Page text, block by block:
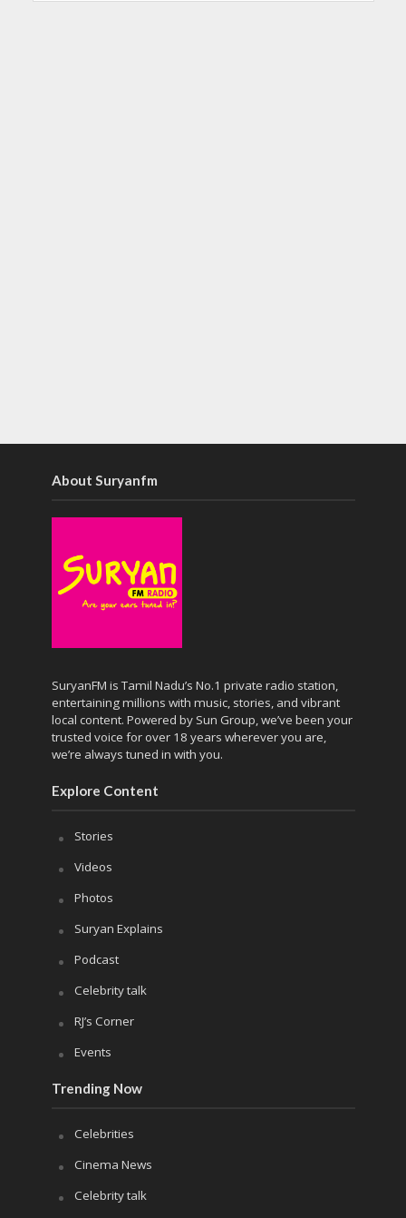
About Suryanfm
SuryanFM is Tamil Nadu’s No.1 private radio station,
entertaining millions with music, stories, and vibrant
local content. Powered by Sun Group, we’ve been your
trusted voice for over 18 years wherever you are,
we’re always tuned in with you.
Explore Content
Stories
Videos
Photos
Suryan Explains
Podcast
Celebrity talk
RJ’s Corner
Events
Trending Now
Celebrities
Cinema News
Celebrity talk